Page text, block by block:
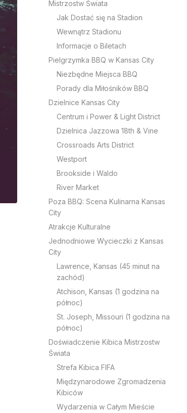
Mistrzostw Świata
Jak Dostać się na Stadion
Wewnątrz Stadionu
Informacje o Biletach
Pielgrzymka BBQ w Kansas City
Niezbędne Miejsca BBQ
Porady dla Miłośników BBQ
Dzielnice Kansas City
Centrum i Power & Light District
Dzielnica Jazzowa 18th & Vine
Crossroads Arts District
Westport
Brookside i Waldo
River Market
Poza BBQ: Scena Kulinarna Kansas
City
Atrakcje Kulturalne
Jednodniowe Wycieczki z Kansas
City
Lawrence, Kansas (45 minut na
zachód)
Atchison, Kansas (1 godzina na
północ)
St. Joseph, Missouri (1 godzina na
północ)
Doświadczenie Kibica Mistrzostw
Świata
Strefa Kibica FIFA
Międzynarodowe Zgromadzenia
Kibiców
Wydarzenia w Całym Mieście